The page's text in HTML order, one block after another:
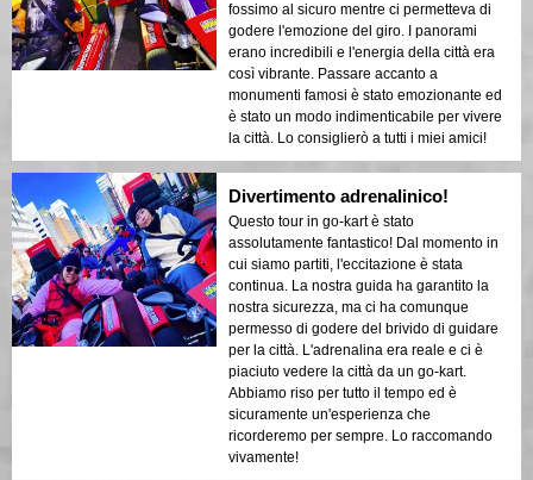
fossimo al sicuro mentre ci permetteva di
godere l'emozione del giro. I panorami
erano incredibili e l'energia della città era
così vibrante. Passare accanto a
monumenti famosi è stato emozionante ed
è stato un modo indimenticabile per vivere
la città. Lo consiglierò a tutti i miei amici!
Divertimento adrenalinico!
Questo tour in go-kart è stato
assolutamente fantastico! Dal momento in
cui siamo partiti, l'eccitazione è stata
continua. La nostra guida ha garantito la
nostra sicurezza, ma ci ha comunque
permesso di godere del brivido di guidare
per la città. L'adrenalina era reale e ci è
piaciuto vedere la città da un go-kart.
Abbiamo riso per tutto il tempo ed è
sicuramente un'esperienza che
ricorderemo per sempre. Lo raccomando
vivamente!